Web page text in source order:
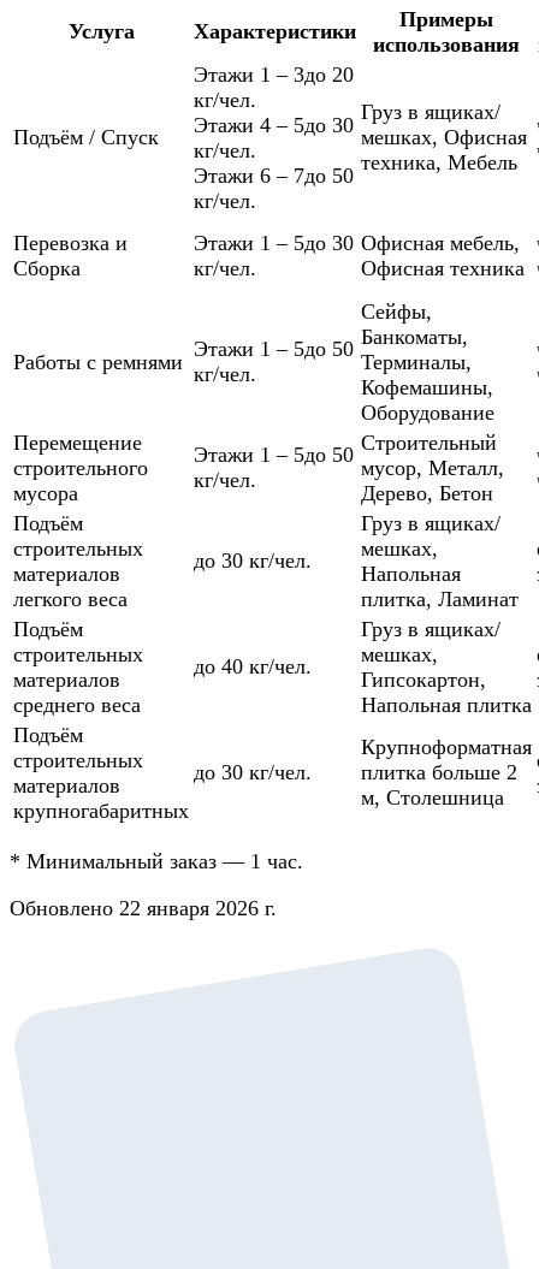
Услуга Характеристики
Примеры
использования
Подъём / Спуск
Этажи 1 – 3до 20
кг/чел.
Этажи 4 – 5до 30
кг/чел.
Этажи 6 – 7до 50
кг/чел.
Груз в ящиках/
мешках, Офисная
техника, Мебель
Перевозка и
Сборка
Этажи 1 – 5до 30
кг/чел.
Офисная мебель,
Офисная техника
Работы с ремнями
Этажи 1 – 5до 50
кг/чел.
Сейфы,
Банкоматы,
Терминалы,
Кофемашины,
Оборудование
Перемещение
строительного
мусора
Этажи 1 – 5до 50
кг/чел.
Строительный
мусор, Металл,
Дерево, Бетон
Подъём
строительных
материалов
легкого веса
до 30 кг/чел.
Груз в ящиках/
мешках,
Напольная
плитка, Ламинат
Подъём
строительных
материалов
среднего веса
до 40 кг/чел.
Груз в ящиках/
мешках,
Гипсокартон,
Напольная плитка
Подъём
строительных
материалов
крупногабаритных
до 30 кг/чел.
Крупноформатная
плитка больше 2
м, Столешница
* Минимальный заказ — 1 час.
Обновлено 22 января 2026 г.